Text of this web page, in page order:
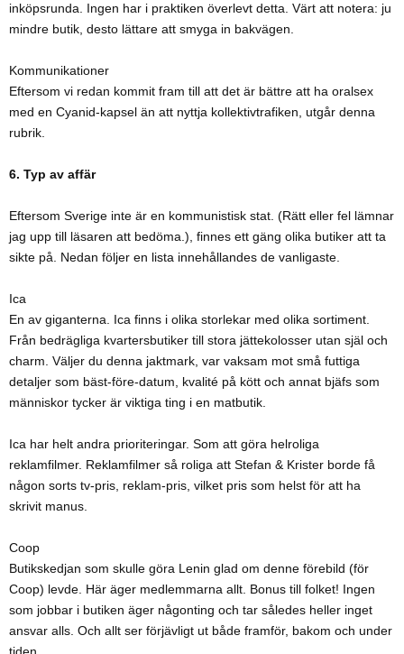
inköpsrunda. Ingen har i praktiken överlevt detta. Värt att notera: ju
mindre butik, desto lättare att smyga in bakvägen.
Kommunikationer
Eftersom vi redan kommit fram till att det är bättre att ha oralsex
med en Cyanid-kapsel än att nyttja kollektivtrafiken, utgår denna
rubrik.
6. Typ av affär
Eftersom Sverige inte är en kommunistisk stat. (Rätt eller fel lämnar
jag upp till läsaren att bedöma.), finnes ett gäng olika butiker att ta
sikte på. Nedan följer en lista innehållandes de vanligaste.
Ica
En av giganterna. Ica finns i olika storlekar med olika sortiment.
Från bedrägliga kvartersbutiker till stora jättekolosser utan själ och
charm. Väljer du denna jaktmark, var vaksam mot små futtiga
detaljer som bäst-före-datum, kvalité på kött och annat bjäfs som
människor tycker är viktiga ting i en matbutik.
Ica har helt andra prioriteringar. Som att göra helroliga
reklamfilmer. Reklamfilmer så roliga att Stefan & Krister borde få
någon sorts tv-pris, reklam-pris, vilket pris som helst för att ha
skrivit manus.
Coop
Butikskedjan som skulle göra Lenin glad om denne förebild (för
Coop) levde. Här äger medlemmarna allt. Bonus till folket! Ingen
som jobbar i butiken äger någonting och tar således heller inget
ansvar alls. Och allt ser förjävligt ut både framför, bakom och under